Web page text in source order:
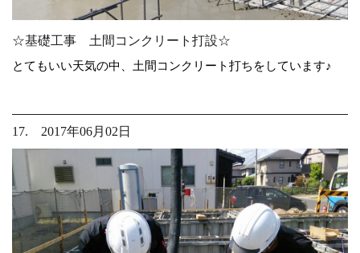
☆基礎工事 土間コンクリート打設☆
とてもいい天気の中、土間コンクリート打ちをしています♪
17. 2017年06月02日